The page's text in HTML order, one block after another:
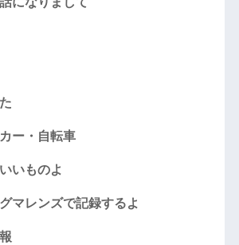
ー・自転車
いものよ
マレンズで記録するよ